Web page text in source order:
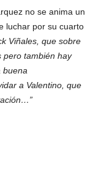
no se anima un
luchar por su cuarto
Viñales, que sobre
pero también hay
buena
a Valentino, que